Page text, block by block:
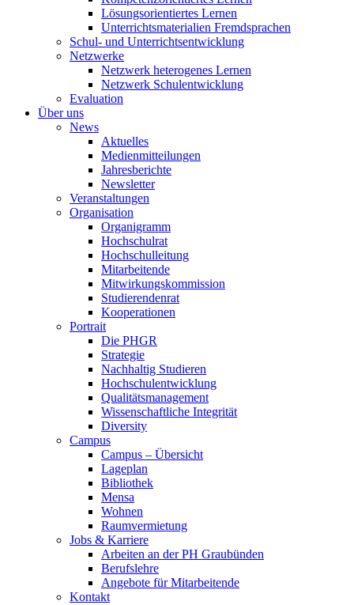
Lösungsorientiertes Lernen
Unterrichtsmaterialien Fremdsprachen
Schul- und Unterrichtsentwicklung
Netzwerke
Netzwerk heterogenes Lernen
Netzwerk Schulentwicklung
Evaluation
Über uns
News
Aktuelles
Medienmitteilungen
Jahresberichte
Newsletter
Veranstaltungen
Organisation
Organigramm
Hochschulrat
Hochschulleitung
Mitarbeitende
Mitwirkungskommission
Studierendenrat
Kooperationen
Portrait
Die PHGR
Strategie
Nachhaltig Studieren
Hochschulentwicklung
Qualitätsmanagement
Wissenschaftliche Integrität
Diversity
Campus
Campus – Übersicht
Lageplan
Bibliothek
Mensa
Wohnen
Raumvermietung
Jobs & Karriere
Arbeiten an der PH Graubünden
Berufslehre
Angebote für Mitarbeitende
Kontakt